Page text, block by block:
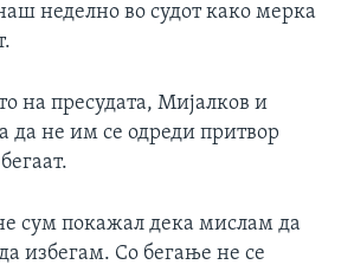
неделно во судот како мерка
на пресудата, Мијалков и
да не им се одреди притвор
сум покажал дека мислам да
избегам. Со бегање не се